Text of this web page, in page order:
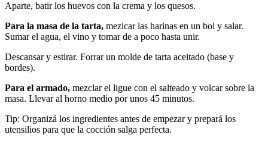
Aparte, batir los huevos con la crema y los quesos.
Para la masa de la tarta, mezlcar las harinas en un bol y salar.
Sumar el agua, el vino y tomar de a poco hasta unir.
Descansar y estirar. Forrar un molde de tarta aceitado (base y
bordes).
Para el armado, mezclar el ligue con el salteado y volcar sobre la
masa. Llevar al horno medio por unos 45 minutos.
Tip: Organizá los ingredientes antes de empezar y prepará los
utensilios para que la cocción salga perfecta.